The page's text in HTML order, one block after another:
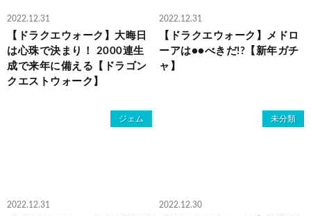
2022.12.31
【ドラクエウォーク】大晦日
は心珠で決まり！ 2000連生
成で来年に備える【ドラゴン
クエストウォーク】
2022.12.31
【ドラクエウォーク】メドロ
ーアは●●べきだ!?【新年ガチ
ャ】
ジェム
2022.12.31
未分類
2022.12.30